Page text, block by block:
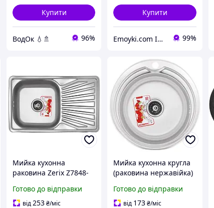
Купити
ВодОк 💧🚿 96%
Купити
Emoyki.com Інтернет-магазин кухонних мийок 99%
Мийка кухонна
раковина Zerix Z7848-
врізна з нержавіючої
сталі з крилом і
Готово до відправки
від253₴/міс
Мийка кухонна кругла
(раковина нержавійка)
врізна 510мм 0.6мм
полірована з сифоном
Готово до відправки
від 173₴/міс